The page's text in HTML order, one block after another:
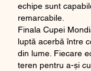
echipe sunt
remarcabile.
Finala Cupei
luptă acerbă între
din lume. Fiecare
teren pentru a-și